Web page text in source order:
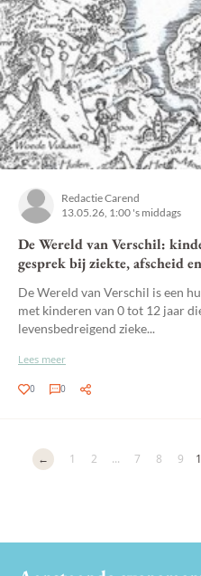
Redactie Carend
13.05.26, 1:00 's middags
De Wereld van Verschil:
gesprek bij ziekte, afscheid
De Wereld van Verschil is een
met kinderen van 0 tot 12 jaar
levensbedreigend zieke...
Lees meer
0 0
← 1 2 ... 7 8 9